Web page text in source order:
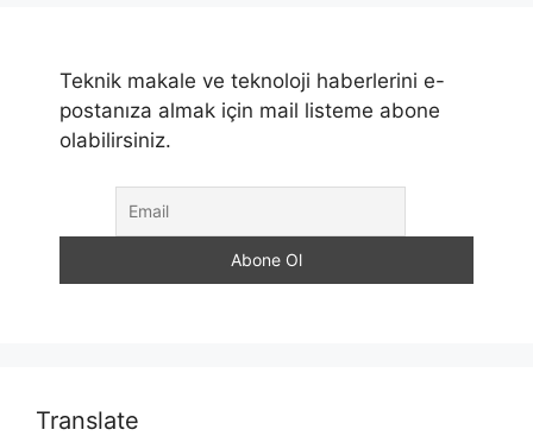
Teknik makale ve teknoloji haberlerini e-
postanıza almak için mail listeme abone
olabilirsiniz.
Translate